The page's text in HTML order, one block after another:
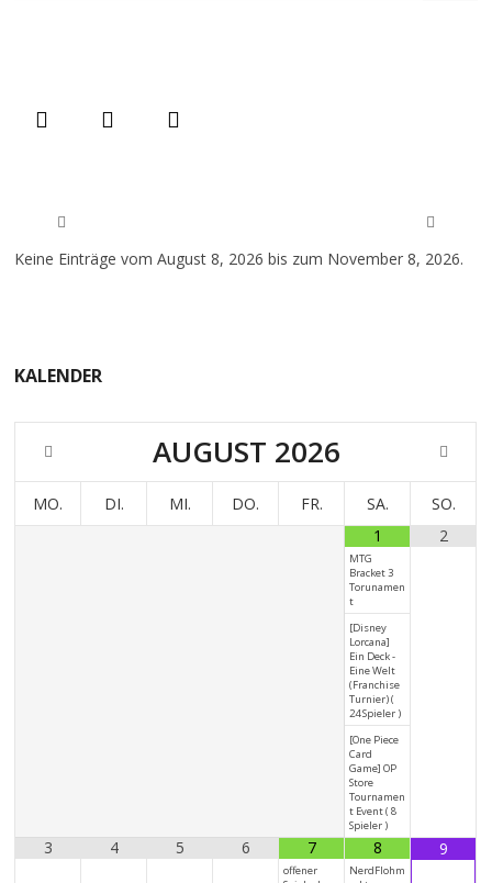
Keine Einträge vom August 8, 2026 bis zum November 8, 2026.
KALENDER
AUGUST 2026
MO. DI. MI. DO. FR. SA.
SO.
1
MTG
Bracket 3
Torunamen
t
[Disney
Lorcana]
Ein Deck -
Eine Welt
(Franchise
Turnier) (
24 Spieler )
[One Piece
Card
Game] OP
Store
Tournamen
t Event ( 8
Spieler )
2
3 4 5 6 7
offener
8
NerdFlohm
9